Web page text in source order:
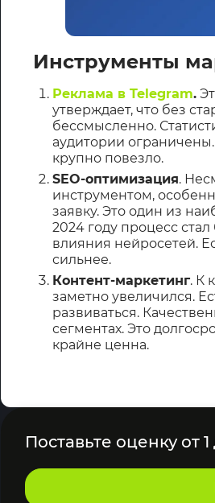
Инструменты
Реклама в Telegram.
утверждает, что без
бессмысленно.
аудитории
крупно повезло.
SEO-оптимизация.
инструментом,
заявку. Это один из
2024 году процесс
влияния нейросетей.
сильнее.
Контент-маркетинг. К
заметно увеличился.
развиваться.
сегментах. Это
крайне ценна.
Поставьте оценку от 1